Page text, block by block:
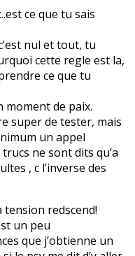
ce que tu sais
nul et tout, tu
cette regle est la,
ce que tu
moment de paix.
super de tester, mais
un appel
ne sont dits qu’a
, c l’inverse des
tension redscend!
un peu
que j’obtienne un